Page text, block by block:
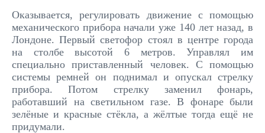
Оказывается, регулировать движение с помощью
механического прибора начали уже 140 лет назад, в
Лондоне. Первый светофор стоял в центре города
на столбе высотой 6 метров. Управлял им
специально приставленный человек. С помощью
системы ремней он поднимал и опускал стрелку
прибора. Потом стрелку заменил фонарь,
работавший на светильном газе. В фонаре были
зелёные и красные стёкла, а жёлтые тогда ещё не
придумали.